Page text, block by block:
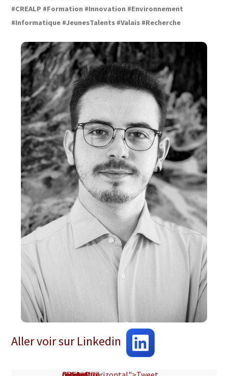
#CREALP #Formation #Innovation #Environnement
#Informatique #JeunesTalents #Valais #Recherche
Aller voir sur Linkedin